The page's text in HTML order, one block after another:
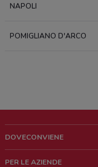
NAPOLI
POMIGLIANO D'ARCO
DOVECONVIENE
PER LE AZIENDE